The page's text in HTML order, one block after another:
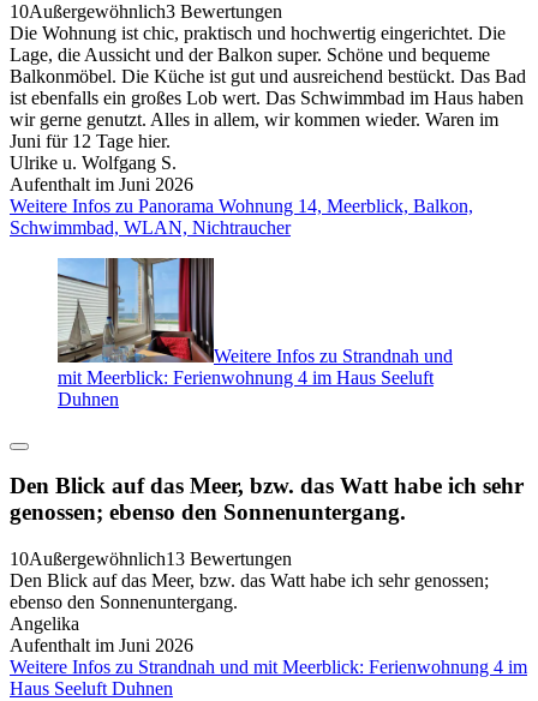
10Außergewöhnlich3 Bewertungen
Die Wohnung ist chic, praktisch und hochwertig eingerichtet. Die
Lage, die Aussicht und der Balkon super. Schöne und bequeme
Balkonmöbel. Die Küche ist gut und ausreichend bestückt. Das Bad
ist ebenfalls ein großes Lob wert. Das Schwimmbad im Haus haben
wir gerne genutzt. Alles in allem, wir kommen wieder. Waren im
Juni für 12 Tage hier.
Ulrike u. Wolfgang S.
Aufenthalt im Juni 2026
Weitere Infos zu Panorama Wohnung 14, Meerblick, Balkon,
Schwimmbad, WLAN, Nichtraucher
Weitere Infos zu Strandnah und
mit Meerblick: Ferienwohnung 4 im Haus Seeluft
Duhnen
Den Blick auf das Meer, bzw. das Watt habe ich sehr
genossen; ebenso den Sonnenuntergang.
10Außergewöhnlich13 Bewertungen
Den Blick auf das Meer, bzw. das Watt habe ich sehr genossen;
ebenso den Sonnenuntergang.
Angelika
Aufenthalt im Juni 2026
Weitere Infos zu Strandnah und mit Meerblick: Ferienwohnung 4 im
Haus Seeluft Duhnen